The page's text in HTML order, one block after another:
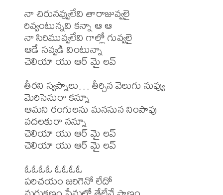
నా చిరునవ్వులేవి తారాజువ్వలై
రివ్వంటున్నవి కన్నా ఆ ఆ
నా సిరిమువ్వలేవి గాల్లో గువ్వలై
ఆడే సవ్వడి వింటున్నా
చెలియా యు ఆర్ మై లవ్
తీరని స్వప్నాలు… తీర్చిన వెలుగు నువ్వు
మెరిసెనురా కన్నూ
ఆమని రంగులను మనసున నింపావు
వదలకురా నన్నూ
చెలియా యు ఆర్ మై లవ్
చెలియా యు ఆర్ మై లవ్
ఓఓఓఓ ఓఓఓఓ
పరిచయం జరిగెనో లేదో